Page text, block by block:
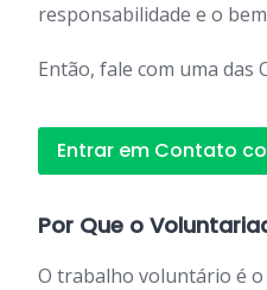
responsabilidade e o
Então, fale com uma das
Entrar em Contato
Por Que o
O trabalho voluntário é